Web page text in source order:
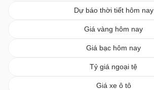
Dự báo thời tiết hôm nay
Giá vàng hôm nay
Giá bạc hôm nay
Tỷ giá ngoại tệ
Giá xe ô tô